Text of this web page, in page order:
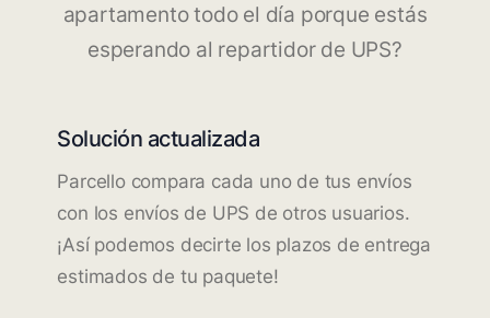
apartamento todo el día porque estás
esperando al repartidor de UPS?
Solución actualizada
Parcello compara cada uno de tus envíos
con los envíos de UPS de otros usuarios.
¡Así podemos decirte los plazos de entrega
estimados de tu paquete!